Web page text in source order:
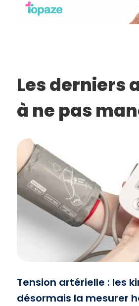
Les derniers
à ne pas
Tension artérielle : les
désormais la mesurer